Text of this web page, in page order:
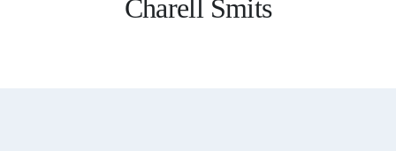
Charell Smits